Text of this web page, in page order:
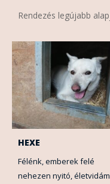
HEXE
Félénk, emberek felé
nehezen nyitó, életvidám